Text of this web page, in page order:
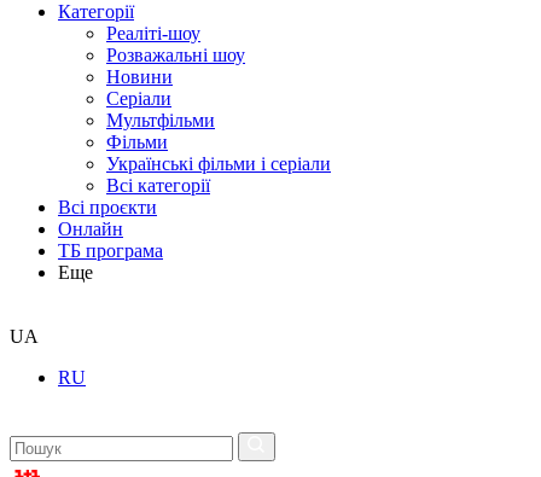
Категорії
Реаліті-шоу
Розважальні шоу
Новини
Серіали
Мультфільми
Фільми
Українські фільми і серіали
Всі категорії
Всі проєкти
Онлайн
ТБ програма
Еще
UA
RU